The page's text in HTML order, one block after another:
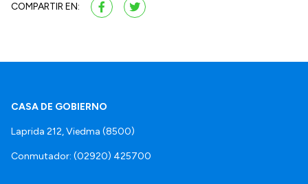
COMPARTIR EN:
CASA DE GOBIERNO
Laprida 212, Viedma (8500)
Conmutador: (02920) 425700